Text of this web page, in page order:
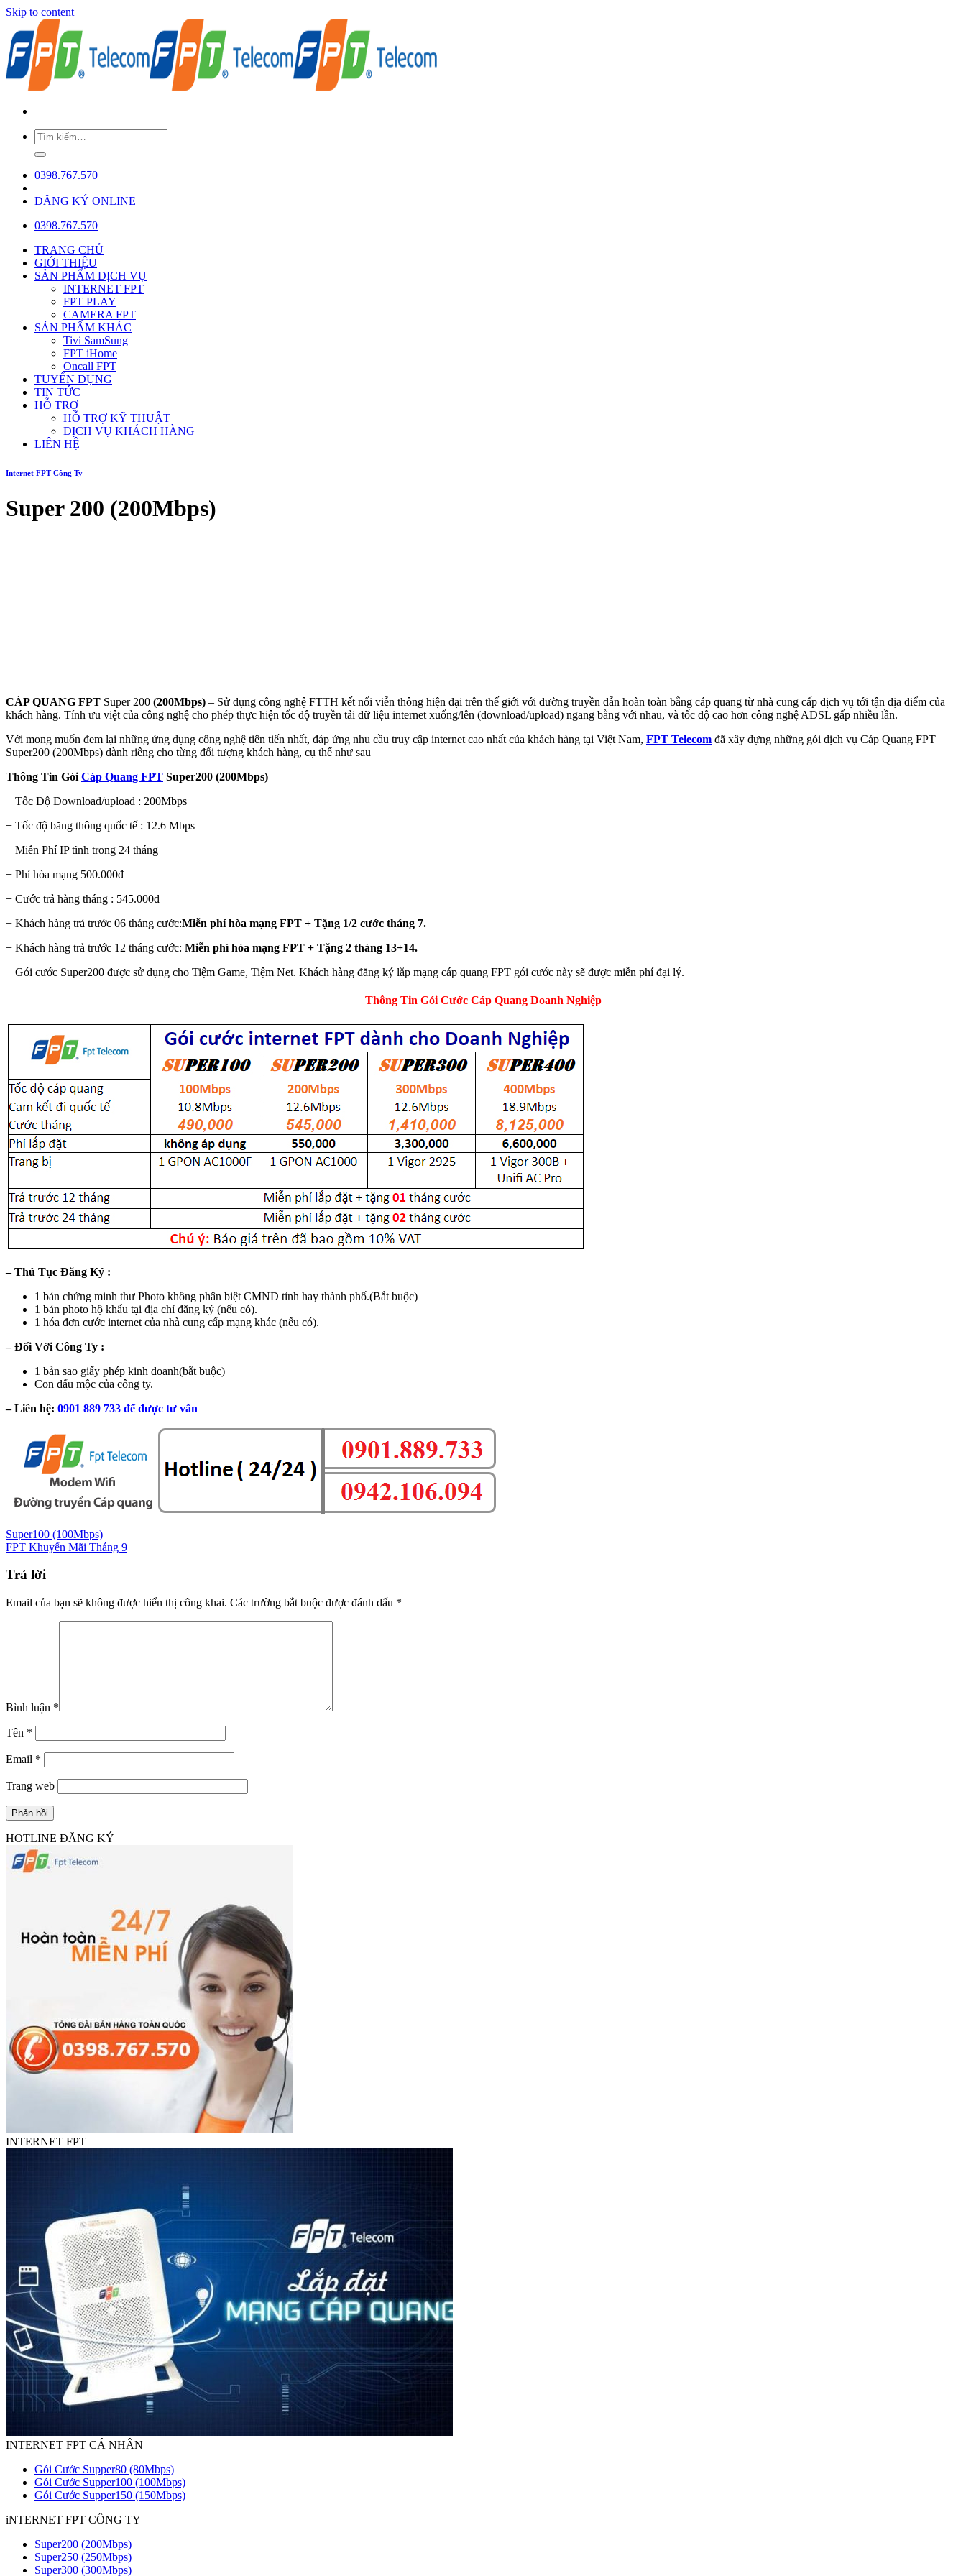
Skip to content
0398.767.570
ĐĂNG KÝ ONLINE
0398.767.570
TRANG CHỦ
GIỚI THIỆU
SẢN PHẨM DỊCH VỤ
INTERNET FPT
FPT PLAY
CAMERA FPT
SẢN PHẨM KHÁC
Tivi SamSung
FPT iHome
Oncall FPT
TUYỂN DỤNG
TIN TỨC
HỖ TRỢ
HỖ TRỢ KỸ THUẬT
DỊCH VỤ KHÁCH HÀNG
LIÊN HỆ
Internet FPT Công Ty
Super 200 (200Mbps)
CÁP QUANG FPT Super 200 (200Mbps) – Sử dụng công nghệ FTTH kết nối viễn thông hiện đại trên thế giới với đường truyền dẫn hoàn toàn bằng cáp quang từ nhà cung cấp dịch vụ tới tận địa điểm của
khách hàng. Tính ưu việt của công nghệ cho phép thực hiện tốc độ truyền tải dữ liệu internet xuống/lên (download/upload) ngang bằng với nhau, và tốc độ cao hơn công nghệ ADSL gấp nhiều lần.
Với mong muốn đem lại những ứng dụng công nghệ tiên tiến nhất, đáp ứng nhu cầu truy cập internet cao nhất của khách hàng tại Việt Nam, FPT Telecom đã xây dựng những gói dịch vụ Cáp Quang FPT
Super200 (200Mbps) dành riêng cho từng đối tượng khách hàng, cụ thể như sau
Thông Tin Gói Cáp Quang FPT Super200 (200Mbps)
+ Tốc Độ Download/upload : 200Mbps
+ Tốc độ băng thông quốc tế : 12.6 Mbps
+ Miễn Phí IP tĩnh trong 24 tháng
+ Phí hòa mạng 500.000đ
+ Cước trả hàng tháng : 545.000đ
+ Khách hàng trả trước 06 tháng cước:Miễn phí hòa mạng FPT + Tặng 1/2 cước tháng 7.
+ Khách hàng trả trước 12 tháng cước: Miễn phí hòa mạng FPT + Tặng 2 tháng 13+14.
+ Gói cước Super200 được sử dụng cho Tiệm Game, Tiệm Net. Khách hàng đăng ký lắp mạng cáp quang FPT gói cước này sẽ được miễn phí đại lý.
Thông Tin Gói Cước Cáp Quang Doanh Nghiệp
– Thủ Tục Đăng Ký :
1 bản chứng minh thư Photo không phân biệt CMND tỉnh hay thành phố.(Bắt buộc)
1 bản photo hộ khẩu tại địa chỉ đăng ký (nếu có).
1 hóa đơn cước internet của nhà cung cấp mạng khác (nếu có).
– Đối Với Công Ty :
1 bản sao giấy phép kinh doanh(bắt buộc)
Con dấu mộc của công ty.
– Liên hệ: 0901 889 733 để được tư vấn
Super100 (100Mbps)
FPT Khuyến Mãi Tháng 9
Trả lời
Email của bạn sẽ không được hiển thị công khai. Các trường bắt buộc được đánh dấu *
Bình luận *
Tên *
Email *
Trang web
HOTLINE ĐĂNG KÝ
INTERNET FPT
INTERNET FPT CÁ NHÂN
Gói Cước Supper80 (80Mbps)
Gói Cước Supper100 (100Mbps)
Gói Cước Supper150 (150Mbps)
iNTERNET FPT CÔNG TY
Super200 (200Mbps)
Super250 (250Mbps)
Super300 (300Mbps)